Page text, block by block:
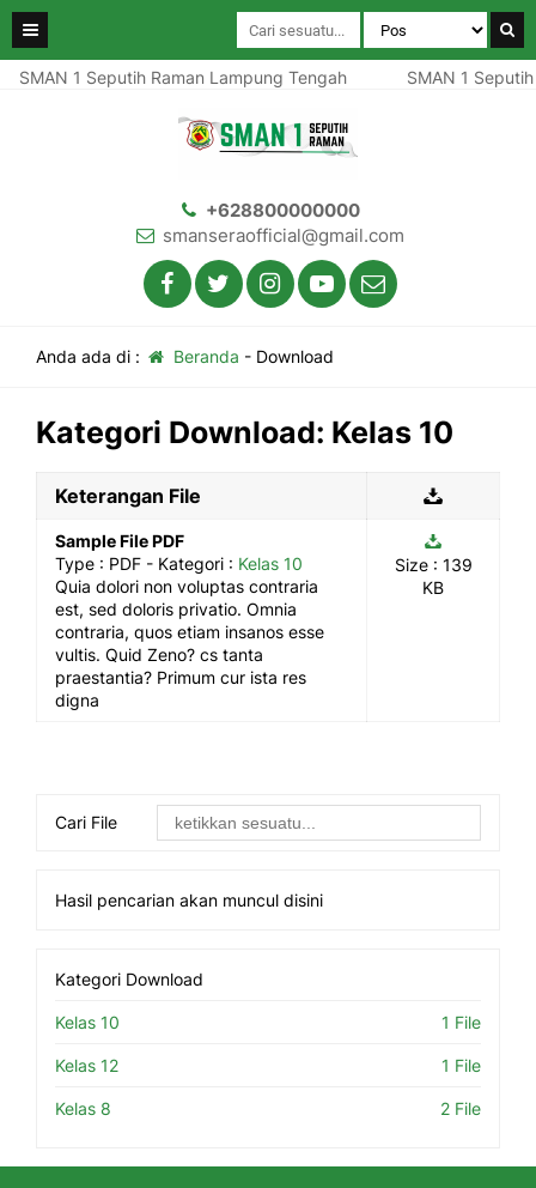
SMAN 1 Seputih Raman Lampung Tengah SMAN 1
+628800000000
smanseraofficial@gmail.com
Anda ada di : Beranda - Download
Kategori Download: Kelas 10
Keterangan File
Sample File PDF
Type : PDF - Kategori : Kelas 10
Quia dolori non voluptas contraria
est, sed doloris privatio. Omnia
contraria, quos etiam insanos esse
vultis. Quid Zeno? cs tanta
praestantia? Primum cur ista res
digna
Size : 139
KB
Cari File
Hasil pencarian akan muncul disini
Kategori Download
Kelas 10 1 File
Kelas 12 1 File
Kelas 8 2 File